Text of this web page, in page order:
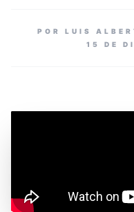
POR LUIS
15 DE